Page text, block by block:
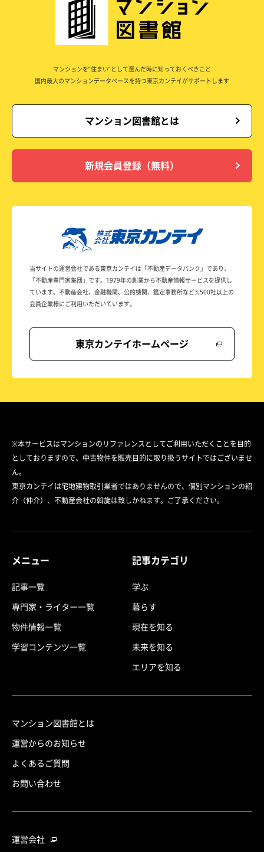
マンションを”住まい”として選んだ時に知っておくべきこと
国内最大のマンションデータベースを持つ東京カンテイがサポートします
マンション図書館とは
新規会員登録（無料）
当サイトの運営会社である東京カンテイは 「不動産データバンク」であり、
「不動産専門家集団」です。 1979年の創業から不動産情報サービスを提供し
ています。 不動産会社、金融機関、公的機関、鑑定事務所など3,500社以上の
会員企業様にご利用いただいています。
東京カンテイホームページ
※本サービスはマンションのリファレンスとしてご利用いただくことを目的
としておりますので、中古物件を販売目的に取り扱うサイトではございませ
ん。
東京カンテイは宅地建物取引業者ではありませんので、個別マンションの紹
介（仲介）、不動産会社の斡旋は致しかねます。ご了承ください。
メニュー
記事一覧
専門家・ライター一覧
物件情報一覧
学習コンテンツ一覧
記事カテゴリ
学ぶ
暮らす
現在を知る
未来を知る
エリアを知る
マンション図書館とは
運営からのお知らせ
よくあるご質問
お問い合わせ
運営会社